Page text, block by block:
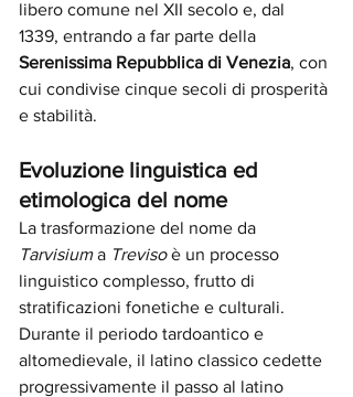
libero comune nel XII secolo e, dal
1339, entrando a far parte della
Serenissima Repubblica di Venezia, con
cui condivise cinque secoli di prosperità
e stabilità.
Evoluzione linguistica ed
etimologica del nome
La trasformazione del nome da
Tarvisium a Treviso è un processo
linguistico complesso, frutto di
stratificazioni fonetiche e culturali.
Durante il periodo tardoantico e
altomedievale, il latino classico cedette
progressivamente il passo al latino